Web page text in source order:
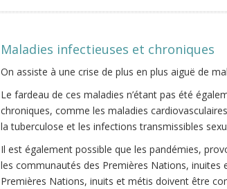
Maladies infectieuses et chroniques
On assiste à une crise de plus en plus aiguë de
Le fardeau de ces maladies n’étant pas été
chroniques, comme les maladies
la tuberculose et les infections transmissibles
Il est également possible que les pandémies,
les communautés des Premières Nations,
Premières Nations, inuits et métis doivent être